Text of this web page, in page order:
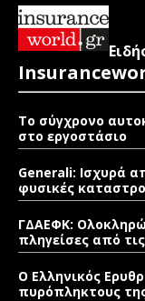
Το σύγχρονο
στο εργοστάσιο
Generali: Ισχυρά
φυσικές
ΓΔΑΕΦΚ:
πληγείσες από
Ο Ελληνικός
πυρόπληκτους